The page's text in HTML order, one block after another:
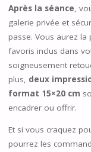
Après la séance,
galerie privée et
passe. Vous aurez la
favoris inclus dans
soigneusement
plus, deux
format 15×20 cm
encadrer ou offrir.
Et si vous craquez
pourrez les